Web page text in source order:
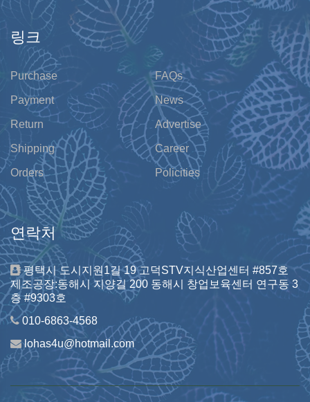
링크
Purchase FAQs
Payment News
Return Advertise
Shipping Career
Orders Policities
연락처
평택시 도시지원1길 19 고덕STV지식산업센터 #857호
제조공장:동해시 지양길 200 동해시 창업보육센터 연구동 3
층 #9303호
010-6863-4568
lohas4u@hotmail.com